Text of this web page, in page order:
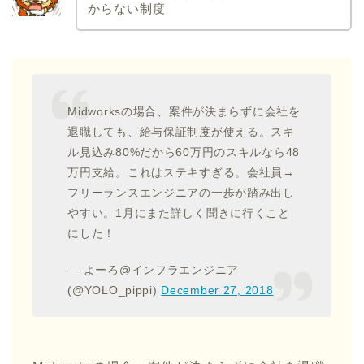
からない制度
Midworksの場合、案件が決まらずに会社を
退職しても、給与保証制度が使える。スキ
ル見込み80%だから60万円のスキルなら48
万円支給。これはステキすぎる。会社員→
フリーランスエンジニアの一歩が踏み出し
やすい。1月にまた詳しく聞きに行くこと
にした！
— よーろ@インフラエンジニア
(@YOLO_pippi) December 27, 2018